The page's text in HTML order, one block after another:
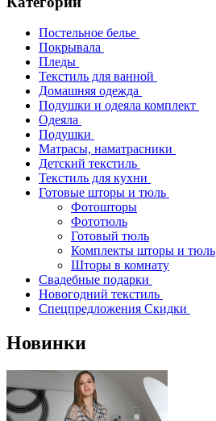
Постельное белье
Покрывала
Пледы
Текстиль для ванной
Домашняя одежда
Подушки и одеяла комплект
Одеяла
Подушки
Матрасы, наматрасники
Детский текстиль
Текстиль для кухни
Готовые шторы и тюль
Фотошторы
Фототюль
Готовый тюль
Комплекты шторы и тюль
Шторы в комнату
Свадебные подарки
Новогодний текстиль
Спецпредложения Скидки
Новинки